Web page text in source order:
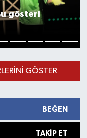
gösteri
GÖSTER
BEĞEN
TAKIP ET